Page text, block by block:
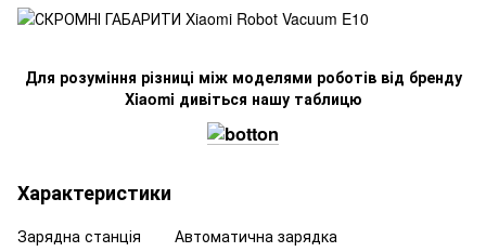
Для розуміння різниці між моделями роботів від бренду
Xiaomi дивіться нашу таблицю
Характеристики
Зарядна станція
Автоматична зарядка